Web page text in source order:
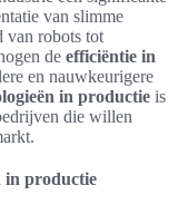
van slimme
van robots tot
de efficiëntie in
en nauwkeurigere
in productie is
die willen
in productie